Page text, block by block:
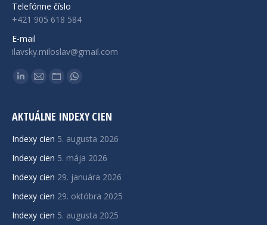
Telefónne číslo
+421 905 618 584
E-mail
ilavsky.miloslav@gmail.com
Find us on:
Linkedin
opens
new
window
Mail
opens
new
window
Website
opens
new
window
Whatsapp
opens
new
window
AKTUÁLNE INDEXY CIEN
Indexy cien 5. augusta 2026
Indexy cien 5. mája 2026
Indexy cien 29. januára 2026
Indexy cien 29. októbra 2025
Indexy cien 5. augusta 2025